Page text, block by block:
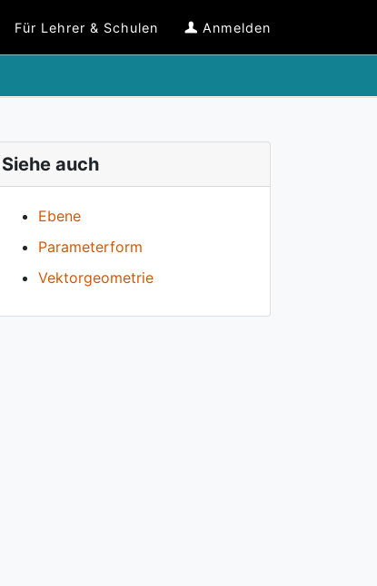
Für Lehrer & Schulen Anmelden
Siehe auch
Ebene
Parameterform
Vektorgeometrie